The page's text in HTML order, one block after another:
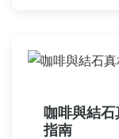
咖啡與結
指南